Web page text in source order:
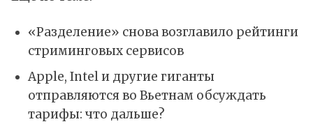
«Разделение» снова возглавило рейтинги
стриминговых сервисов
Apple, Intel и другие гиганты
отправляются во Вьетнам обсуждать
тарифы: что дальше?